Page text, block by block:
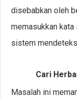
disebabkan oleh
memasukkan
sistem
Cari
Masalah ini